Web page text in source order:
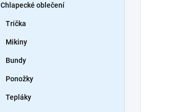
Chlapecké oblečení
Trička
Mikiny
Bundy
Ponožky
Tepláky